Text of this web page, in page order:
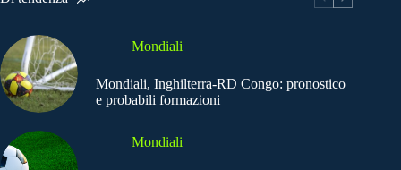
Mondiali
Mondiali, Inghilterra-RD Congo: pronostico
e probabili formazioni
Mondiali